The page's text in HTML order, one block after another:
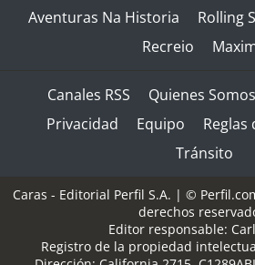
Aventuras Na Historia
Rolling
Recreio
Canales RSS Quienes Somos
Privacidad
Equipo
Tránsito
Caras - Editorial Perfil S.A. | ©
derechos
Editor responsable:
Registro de la propiedad